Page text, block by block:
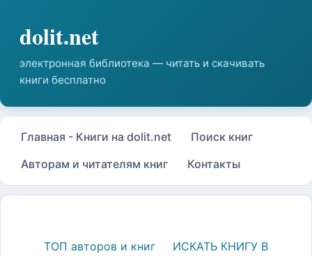
Главная - Книги на dolit.net
Поиск книг
Авторам и читателям книг
Контакты
ТОП авторов и книг
ИСКАТЬ КНИГУ В